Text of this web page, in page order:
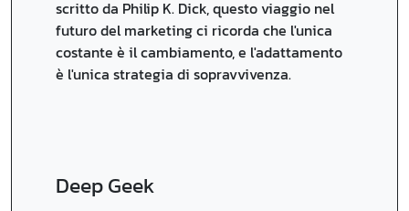
scritto da Philip K. Dick, questo viaggio nel
futuro del marketing ci ricorda che l'unica
costante è il cambiamento, e l'adattamento
è l'unica strategia di sopravvivenza.
Deep Geek